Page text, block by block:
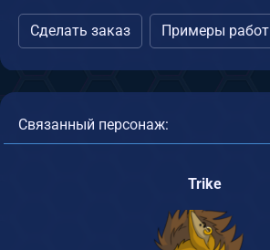
Сделать заказ Примеры работ
Связанный персонаж:
Trike